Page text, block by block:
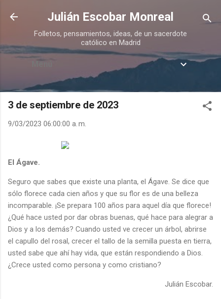
Ir al contenido principal
Julián Escobar Monreal
Folletos, pensamientos, ideas, de un sacerdote
católico en Madrid
Menú
3 de septiembre de 2023
9/03/2023 06:00:00 a. m.
El Ágave.
Seguro que sabes que existe una planta, el Ágave. Se dice que
sólo florece cada cien años y que su flor es de una belleza
incomparable. ¡Se prepara 100 años para aquel día que florece!
¿Qué hace usted por dar obras buenas, qué hace para alegrar a
Dios y a los demás? Cuando usted ve crecer un árbol, abrirse
el capullo del rosal, crecer el tallo de la semilla puesta en tierra,
usted sabe que ahí hay vida, que están respondiendo a Dios.
¿Crece usted como persona y como cristiano?
Julián Escobar.